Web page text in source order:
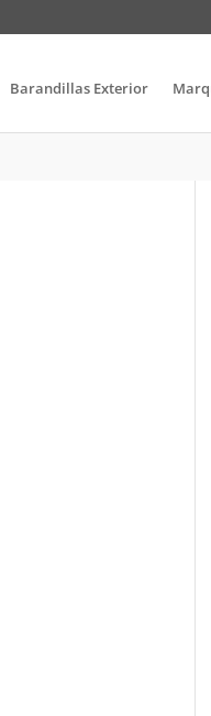
Barandillas Exterior